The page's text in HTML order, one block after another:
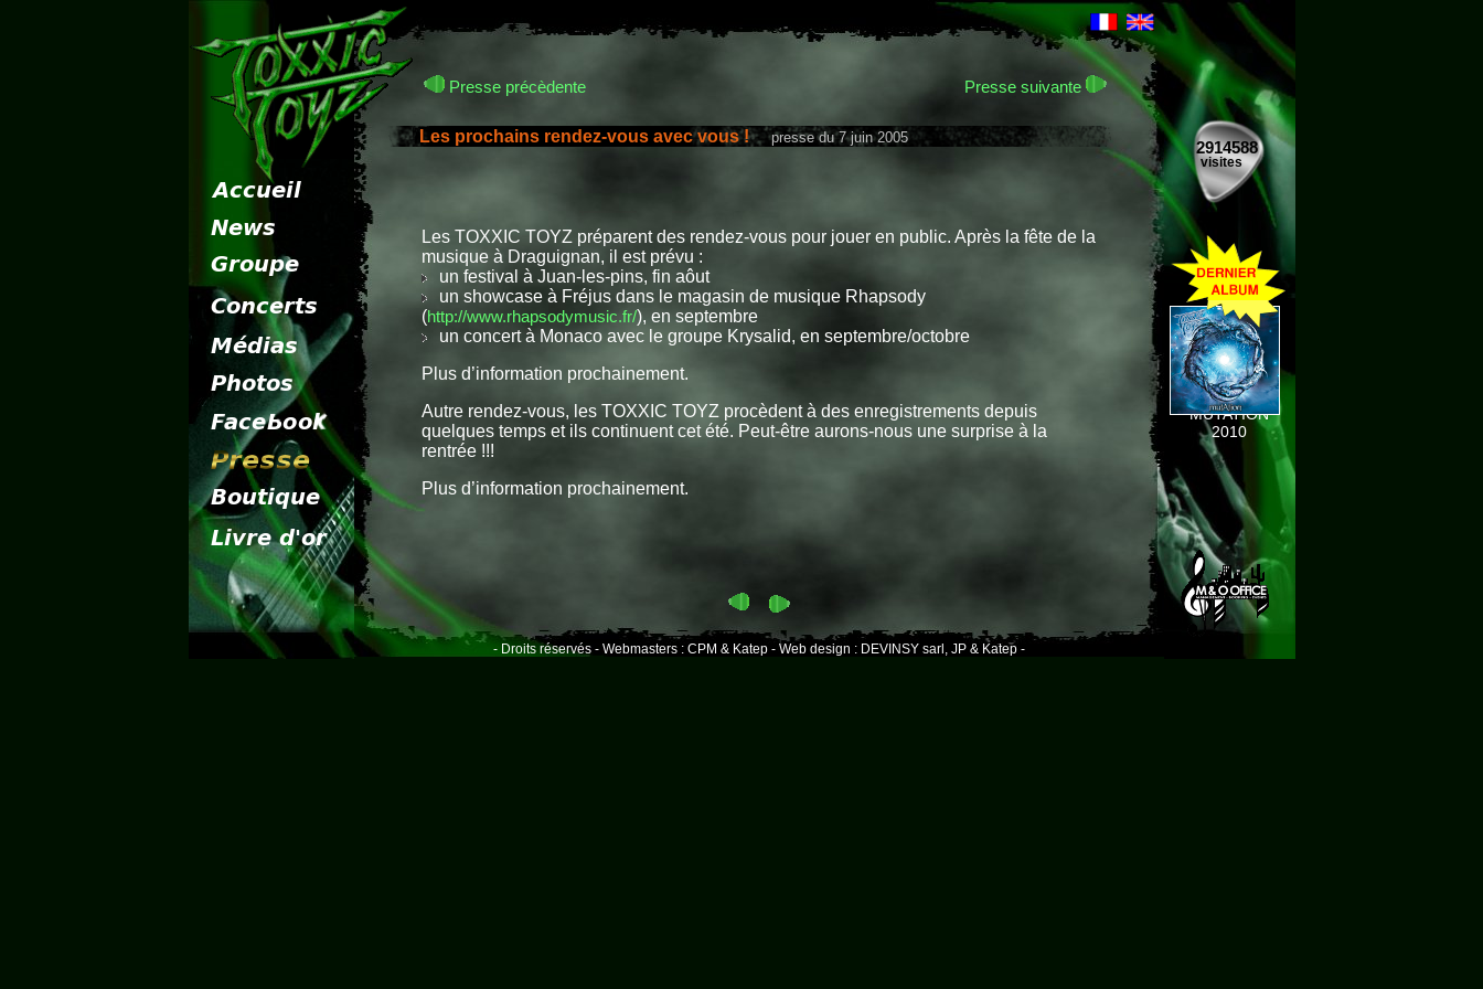
2914588
visites
MUTATION
2010
Presse précèdente Presse suivante
Les prochains rendez-vous avec vous !presse du 7 juin 2005
Les TOXXIC TOYZ préparent des rendez-vous pour jouer en public. Après la fête de la
musique à Draguignan, il est prévu :
un festival à Juan-les-pins, fin aôut
un showcase à Fréjus dans le magasin de musique Rhapsody
(http://www.rhapsodymusic.fr/), en septembre
un concert à Monaco avec le groupe Krysalid, en septembre/octobre
Plus d’information prochainement.
Autre rendez-vous, les TOXXIC TOYZ procèdent à des enregistrements depuis
quelques temps et ils continuent cet été. Peut-être aurons-nous une surprise à la
rentrée !!!
Plus d’information prochainement.
- Droits réservés - Webmasters : CPM & Katep - Web design : DEVINSY sarl, JP & Katep -